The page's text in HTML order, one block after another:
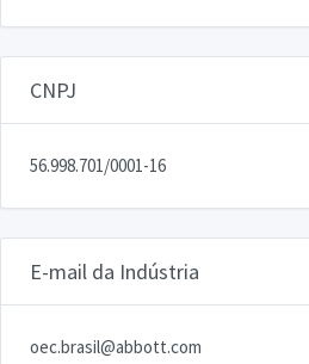
CNPJ
56.998.701/0001-16
E-mail da Indústria
oec.brasil@abbott.com